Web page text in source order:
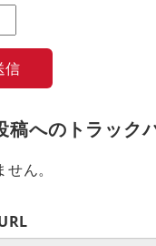
稿へのトラック
ん。